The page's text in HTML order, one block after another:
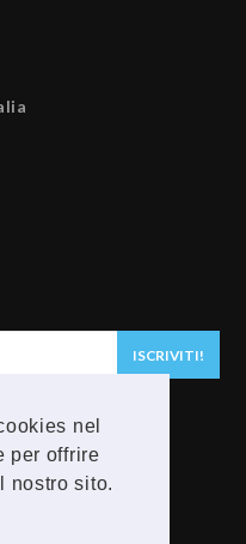
nel
per offrire
nostro sito.
ISCRIVITI!